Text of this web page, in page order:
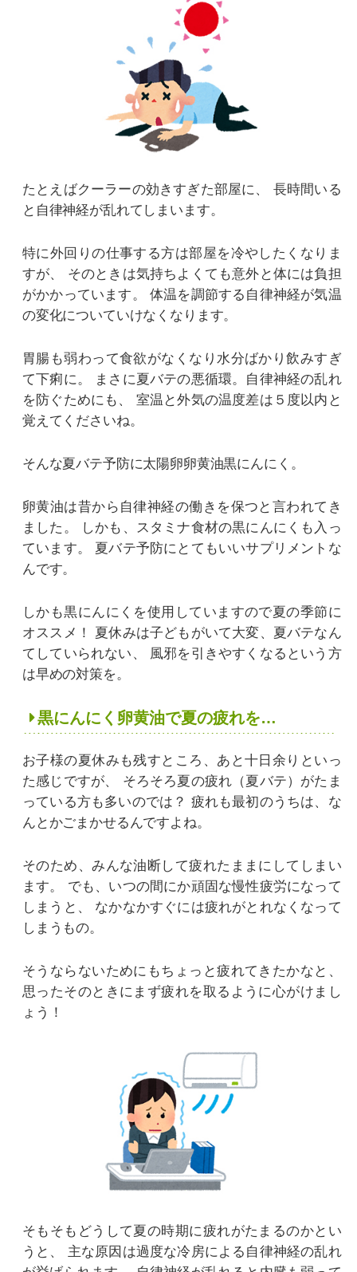
たとえばクーラーの効きすぎた部屋に、
長時間いる
と自律神経が乱れてしまいます。
特に外回りの仕事する方は部屋を冷やしたくなりま
すが、
そのときは気持ちよくても意外と体には負担
がかかっています。
体温を調節する自律神経が気温
の変化についていけなくなります。
胃腸も弱わって食欲がなくなり水分ばかり飲みすぎ
て下痢に。
まさに夏バテの悪循環。自律神経の乱れ
を防ぐためにも、
室温と外気の温度差は５度以内と
覚えてくださいね。
そんな夏バテ予防に太陽卵卵黄油黒にんにく。
卵黄油は昔から自律神経の働きを保つと言われてき
ました。
しかも、スタミナ食材の黒にんにくも入っ
ています。
夏バテ予防にとてもいいサプリメントな
んです。
しかも黒にんにくを使用していますので夏の季節に
オススメ！
夏休みは子どもがいて大変、夏バテなん
てしていられない、
風邪を引きやすくなるという方
は早めの対策を。
黒にんにく卵黄油で夏の疲れを…
お子様の夏休みも残すところ、あと十日余りといっ
た感じですが、
そろそろ夏の疲れ（夏バテ）がたま
っている方も多いのでは？ 疲れも最初のうちは、な
んとかごまかせるんですよね。
そのため、みんな油断して疲れたままにしてしまい
ます。
でも、いつの間にか頑固な慢性疲労になって
しまうと、
なかなかすぐには疲れがとれなくなって
しまうもの。
そうならないためにもちょっと疲れてきたかなと、
思ったそのときにまず疲れを取るように心がけまし
ょう！
そもそもどうして夏の時期に疲れがたまるのかとい
うと、
主な原因は過度な冷房による自律神経の乱れ